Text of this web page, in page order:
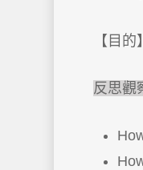
【目的】
反思觀